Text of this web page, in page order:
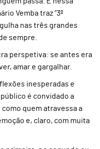
Vemba traz “3º
nas três grandes
sempre.
perspetiva: se antes era
amar e gargalhar.
inesperadas e
é convidado a
quem atravessa a
e, claro, com muita